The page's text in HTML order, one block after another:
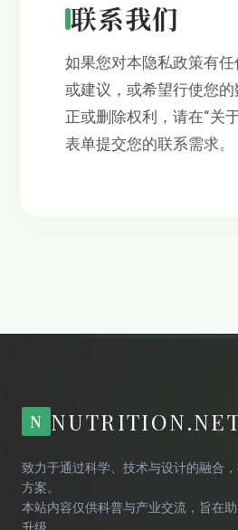
联系我们
如果您对本隐私政策有
或建议，或希望行使您
正或删除权利，请在“关
表单提交您的联系需求。
N
致力于通过科学、技术与设计的融合
方案。
本站内容仅供科普与产业交流，旨在
升级。